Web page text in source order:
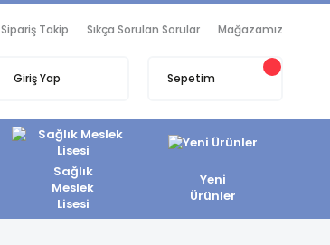
Sipariş Takip Sıkça Sorulan Sorular Mağazamız
Giriş Yap Sepetim
Sağlık
Meslek
Lisesi
Yeni
Ürünler